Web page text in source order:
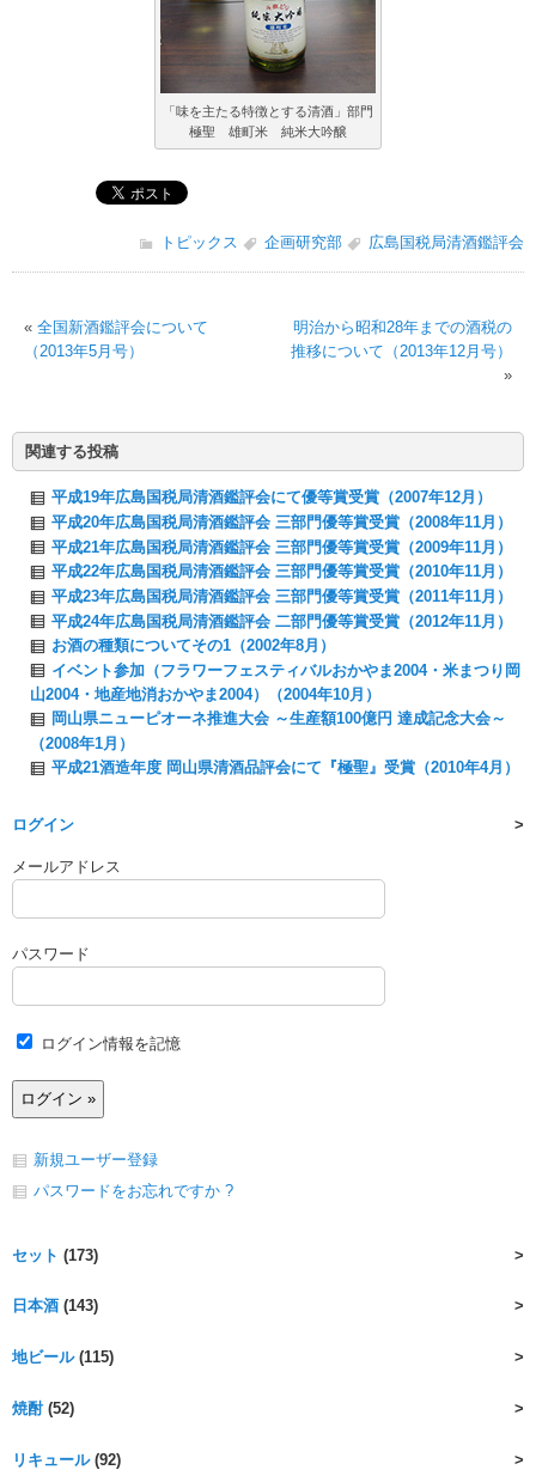
「味を主たる特徴とする清酒」部門
極聖 雄町米 純米大吟醸
トピックス 企画研究部 広島国税局清酒鑑評会
« 全国新酒鑑評会について
（2013年5月号）
明治から昭和28年までの酒税の
推移について（2013年12月号）
»
関連する投稿
平成19年広島国税局清酒鑑評会にて優等賞受賞（2007年12月）
平成20年広島国税局清酒鑑評会 三部門優等賞受賞（2008年11月）
平成21年広島国税局清酒鑑評会 三部門優等賞受賞（2009年11月）
平成22年広島国税局清酒鑑評会 三部門優等賞受賞（2010年11月）
平成23年広島国税局清酒鑑評会 三部門優等賞受賞（2011年11月）
平成24年広島国税局清酒鑑評会 二部門優等賞受賞（2012年11月）
お酒の種類についてその1（2002年8月）
イベント参加（フラワーフェスティバルおかやま2004・米まつり岡
山2004・地産地消おかやま2004）（2004年10月）
岡山県ニューピオーネ推進大会 ～生産額100億円 達成記念大会～
（2008年1月）
平成21酒造年度 岡山県清酒品評会にて『極聖』受賞（2010年4月）
ログイン
メールアドレス
パスワード
ログイン情報を記憶
新規ユーザー登録
パスワードをお忘れですか ?
セット (173)
日本酒 (143)
地ビール(115)
焼酎(52)
リキュール(92)